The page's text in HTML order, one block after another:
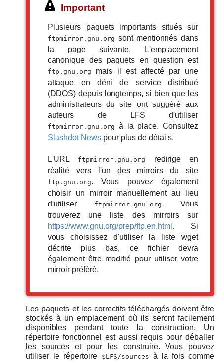
Important
Plusieurs paquets importants situés sur
ftpmirror.gnu.org sont mentionnés dans
la page suivante. L'emplacement
canonique des paquets en question est
ftp.gnu.org
mais il est affecté par une
attaque en déni de service distribué
(DDOS) depuis longtemps, si bien que les
administrateurs du site ont suggéré aux
auteurs de LFS d'utiliser
ftpmirror.gnu.org à la place. Consultez
Slashdot News pour plus de détails.
L'URL ftpmirror.gnu.org
redirige en
réalité vers l'un des mirroirs du site
ftp.gnu.org. Vous pouvez également
choisir un mirroir manuellement au lieu
d'utiliser
ftpmirror.gnu.org. Vous
trouverez une liste des mirroirs sur
https://www.gnu.org/prep/ftp.en.html . Si
vous choisissez d'utiliser la liste wget
décrite plus bas, ce fichier devra
également être modifié pour utiliser votre
mirroir préféré.
Les paquets et les correctifs téléchargés doivent être
stockés à un emplacement où ils seront facilement
disponibles pendant toute la construction. Un
répertoire fonctionnel est aussi requis pour déballer
les sources et pour les construire. Vous pouvez
utiliser le répertoire
$LFS/sources à la fois comme